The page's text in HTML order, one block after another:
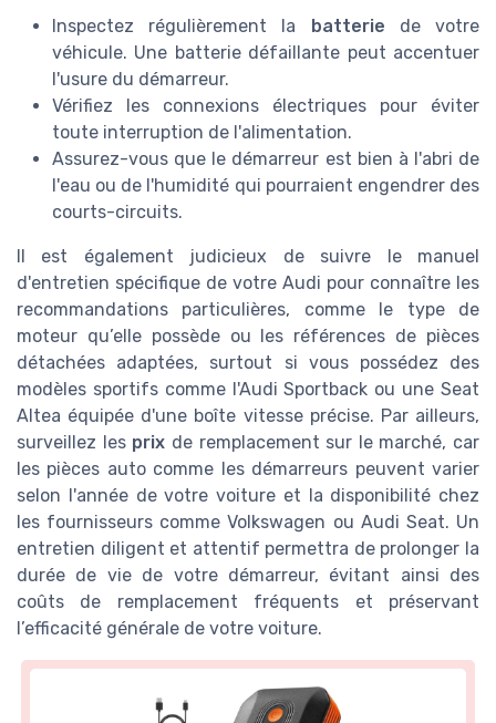
Inspectez régulièrement la batterie de votre
véhicule. Une batterie défaillante peut accentuer
l'usure du démarreur.
Vérifiez les connexions électriques pour éviter
toute interruption de l'alimentation.
Assurez-vous que le démarreur est bien à l'abri de
l'eau ou de l'humidité qui pourraient engendrer des
courts-circuits.
Il est également judicieux de suivre le manuel
d'entretien spécifique de votre Audi pour connaître les
recommandations particulières, comme le type de
moteur qu’elle possède ou les références de pièces
détachées adaptées, surtout si vous possédez des
modèles sportifs comme l'Audi Sportback ou une Seat
Altea équipée d'une boîte vitesse précise. Par ailleurs,
surveillez les prix de remplacement sur le marché, car
les pièces auto comme les démarreurs peuvent varier
selon l'année de votre voiture et la disponibilité chez
les fournisseurs comme Volkswagen ou Audi Seat. Un
entretien diligent et attentif permettra de prolonger la
durée de vie de votre démarreur, évitant ainsi des
coûts de remplacement fréquents et préservant
l’efficacité générale de votre voiture.